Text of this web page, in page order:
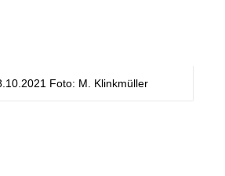
Foto: M. Klinkmüller